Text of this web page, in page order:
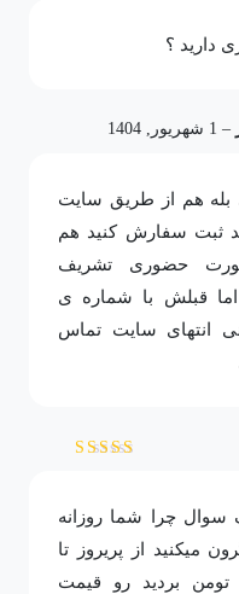
دارید ؟
– 1 شهریور, 1404
بله هم از طریق سایت
ثبت سفارش کنید هم
حضوری تشریف
اما قبلش با شماره ی
انتهای سایت تماس
سوال چرا شما روزانه
میکنید از پریروز تا
تومن بردید رو قیمت